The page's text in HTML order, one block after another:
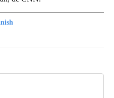
TO RECEIVE NOTIFICATIONS ABOUT